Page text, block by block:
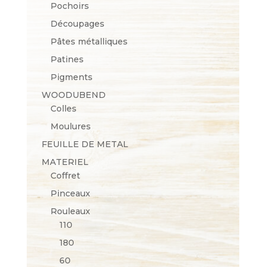
Pochoirs
Découpages
Pâtes métalliques
Patines
Pigments
WOODUBEND
Colles
Moulures
FEUILLE DE METAL
MATERIEL
Coffret
Pinceaux
Rouleaux
110
180
60